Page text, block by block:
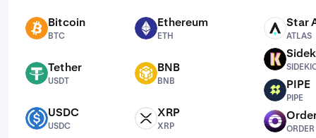
BTC Bitcoin
BTC
ETH Ethereum
ETH
USDT Tether
USDT
BNB BNB
BNB
USDC USDC
USDC
XRP XRP
XRP
ATLAS Star
ATLAS
SIDEKICK
PIPE PIPE
PIPE
ORDER
ORDER